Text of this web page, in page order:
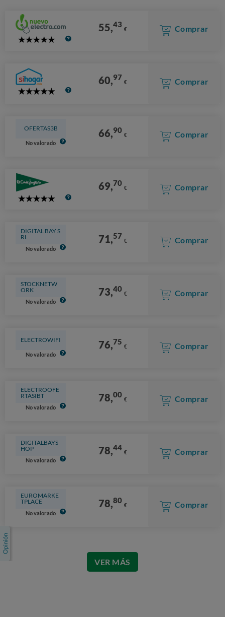
5
55,43 € Comprar
5
60,97 € Comprar
OFERTAS3B
No valorado
66,90 € Comprar
5
69,70 € Comprar
DIGITAL BAY S
RL
No valorado
71,57 € Comprar
STOCKNETW
ORK
No valorado
73,40 € Comprar
ELECTROWIFI
No valorado
76,75 € Comprar
ELECTROOFE
RTASIBT
No valorado
78,00 € Comprar
DIGITALBAYS
HOP
No valorado
78,44 € Comprar
EUROMARKE
TPLACE
No valorado
78,80 € Comprar
VER MÁS